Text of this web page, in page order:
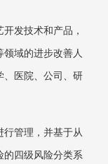
发技术和产品，
域的进步改善人
、医院、公司、研
行管理，并基于从
的四级风险分类系